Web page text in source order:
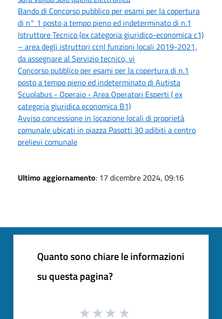
Bando di Concorso pubblico per esami per la copertura
di n° 1 posto a tempo pieno ed indeterminato di n.1
Istruttore Tecnico (ex categoria giuridico-economica c1)
– area degli istruttori ccnl funzioni locali 2019-2021,
da assegnare al Servizio tecnico, vi
Concorso pubblico per esami per la copertura di n.1
posto a tempo pieno ed indeterminato di Autista
Scuolabus - Operaio - Area Operatori Esperti ( ex
categoria giuridica economica B1)
Avviso concessione in locazione locali di proprietà
comunale ubicati in piazza Pasotti 30 adibiti a centro
prelievi comunale
Ultimo aggiornamento: 17 dicembre 2024, 09:16
Quanto sono chiare le informazioni
su questa pagina?